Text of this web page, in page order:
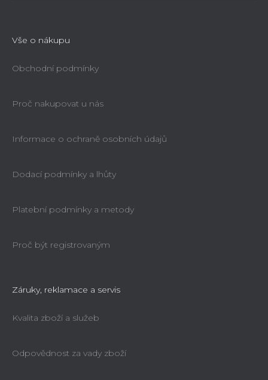
Vše o nákupu
Obchodní podmínky
Proč nakupovat u nás
Informace o ochraně osobních údajů
Dodací podmínky a lhůty
Platební podmínky a metody
Proč být registrovaným
Záruky, reklamace a servis
Kvalita zboží a služeb
Odpovědnost za vady zboží